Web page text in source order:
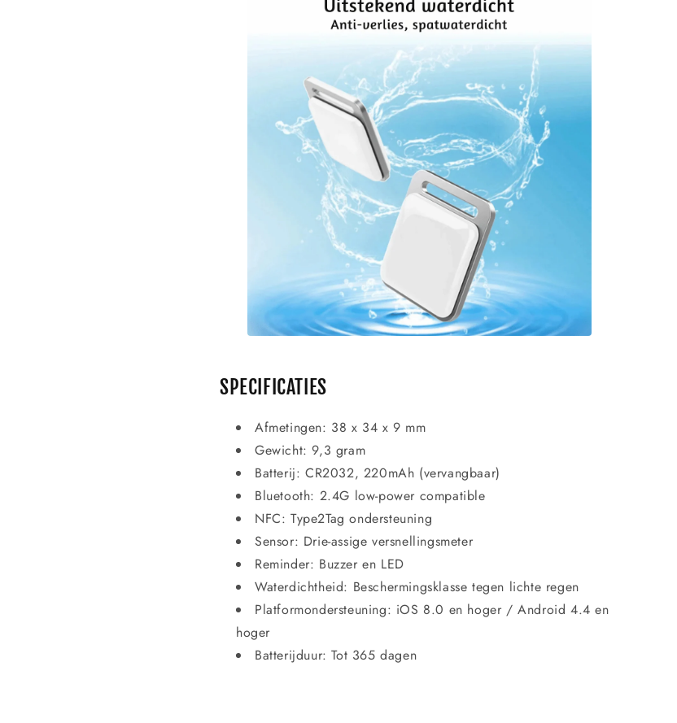
SPECIFICATIES
Afmetingen: 38 x 34 x 9 mm
Gewicht: 9,3 gram
Batterij: CR2032, 220mAh (vervangbaar)
Bluetooth: 2.4G low-power compatible
NFC: Type2Tag ondersteuning
Sensor: Drie-assige versnellingsmeter
Reminder: Buzzer en LED
Waterdichtheid: Beschermingsklasse tegen lichte regen
Platformondersteuning: iOS 8.0 en hoger / Android 4.4 en
hoger
Batterijduur: Tot 365 dagen